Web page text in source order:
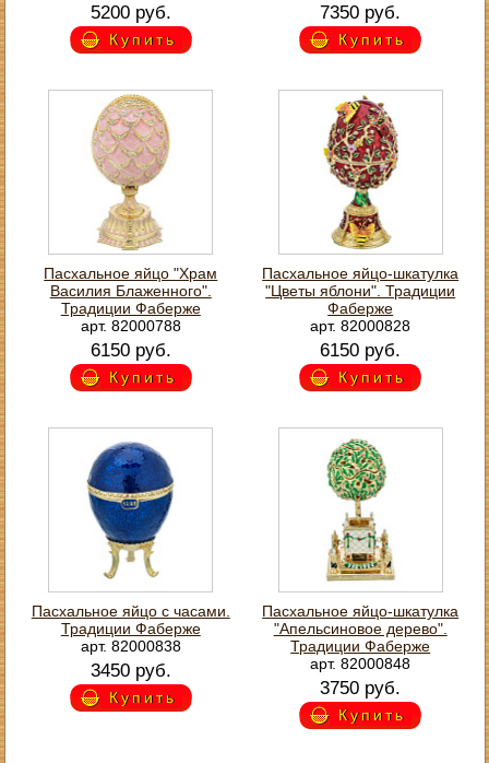
5200 руб.
Купить
7350 руб.
Купить
Пасхальное яйцо "Храм
Василия Блаженного".
Традиции Фаберже
арт. 82000788
6150 руб.
Купить
Пасхальное яйцо-шкатулка
"Цветы яблони". Традиции
Фаберже
арт. 82000828
6150 руб.
Купить
Пасхальное яйцо с часами.
Традиции Фаберже
арт. 82000838
3450 руб.
Купить
Пасхальное яйцо-шкатулка
"Апельсиновое дерево".
Традиции Фаберже
арт. 82000848
3750 руб.
Купить